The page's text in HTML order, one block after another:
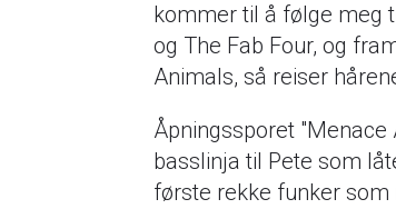
kommer til å følge meg
og The Fab Four, og
Animals, så reiser
Åpningssporet "Menace
basslinja til Pete som
første rekke funker som